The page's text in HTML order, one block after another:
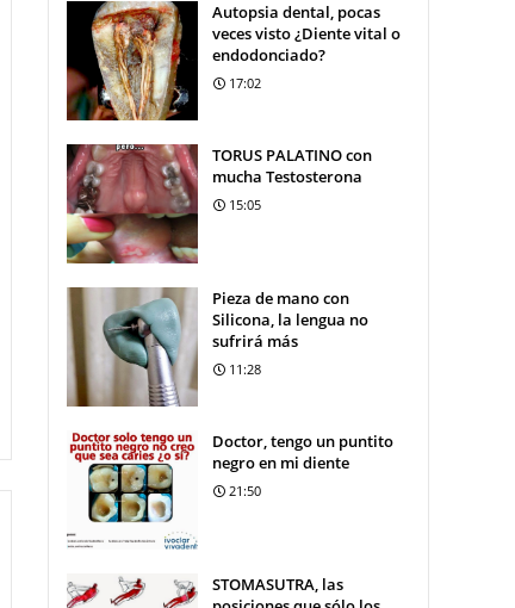
Autopsia dental, pocas
veces visto ¿Diente vital o
endodonciado?
17:02
TORUS PALATINO con
mucha Testosterona
15:05
Pieza de mano con
Silicona, la lengua no
sufrirá más
11:28
Doctor, tengo un puntito
negro en mi diente
21:50
STOMASUTRA, las